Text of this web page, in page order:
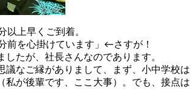
以上早くご到着。
前を心掛けています」←さすが！
したが、社長さんなのであります。
議なご縁がありまして、まず、小中学校は
私が後輩です、ここ大事）。でも、接点は